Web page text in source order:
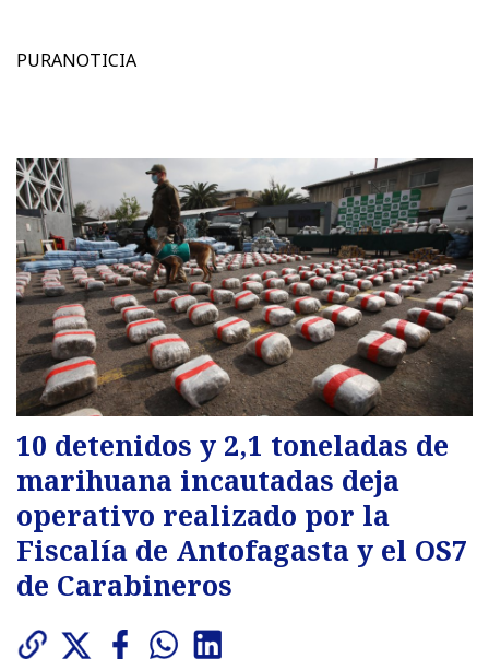
PURANOTICIA
10 detenidos y 2,1 toneladas de
marihuana incautadas deja
operativo realizado por la
Fiscalía de Antofagasta y el OS7
de Carabineros